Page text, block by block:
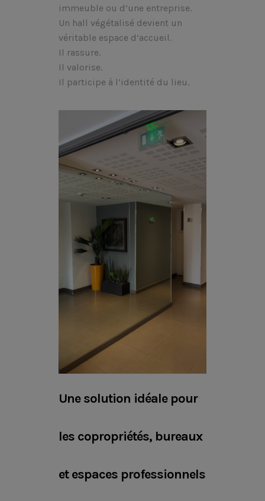
immeuble ou d’une entreprise.
Un hall végétalisé devient un
véritable espace d’accueil.
Il rassure.
Il valorise.
Il participe à l’identité du lieu.
Une solution idéale pour
les copropriétés, bureaux
et espaces professionnels